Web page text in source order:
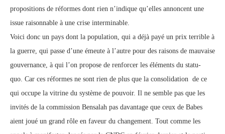
propositions de réformes dont rien n’indique qu’elles annoncent une
issue raisonnable à une crise interminable.
Voici donc un pays dont la population, qui a déjà payé un prix terrible à
la guerre, qui passe d’une émeute à l’autre pour des raisons de mauvaise
gouvernance, à qui l’on propose de renforcer les éléments du statu-
quo. Car ces réformes ne sont rien de plus que la consolidation de ce
qui occupe la vitrine du système de pouvoir. Il ne semble pas que les
invités de la commission Bensalah pas davantage que ceux de Babes
aient joué un grand rôle en faveur du changement. Tout comme les